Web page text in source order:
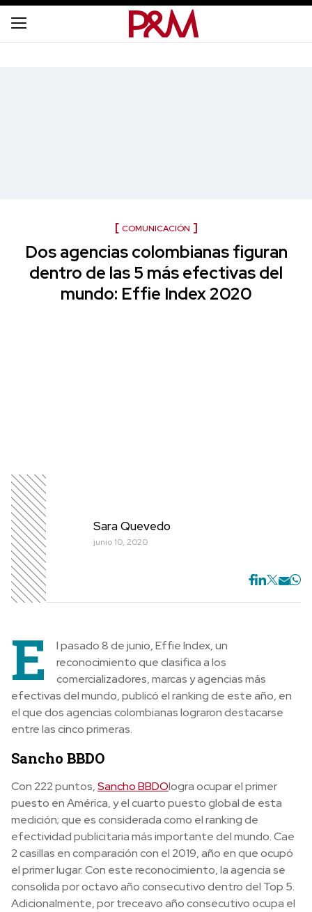
COMUNICACIÓN
Dos agencias colombianas figuran
dentro de las 5 más efectivas del
mundo: Effie Index 2020
Sara Quevedo
junio 10, 2020
E
l pasado 8 de junio, Effie Index, un
reconocimiento que clasifica a los
comercializadores, marcas y agencias más
efectivas del mundo, publicó el ranking de este año, en
el que dos agencias colombianas lograron destacarse
entre las cinco primeras.
Sancho BBDO
Con 222 puntos,Sancho BBDOlogra ocupar el primer
puesto en América, y el cuarto puesto global de esta
medición; que es considerada como el ranking de
efectividad publicitaria más importante del mundo. Cae
2 casillas en comparación con el 2019, año en que ocupó
el primer lugar. Con este reconocimiento, la agencia se
consolida por octavo año consecutivo dentro del Top 5.
Adicionalmente, por treceavo año consecutivo ocupa el